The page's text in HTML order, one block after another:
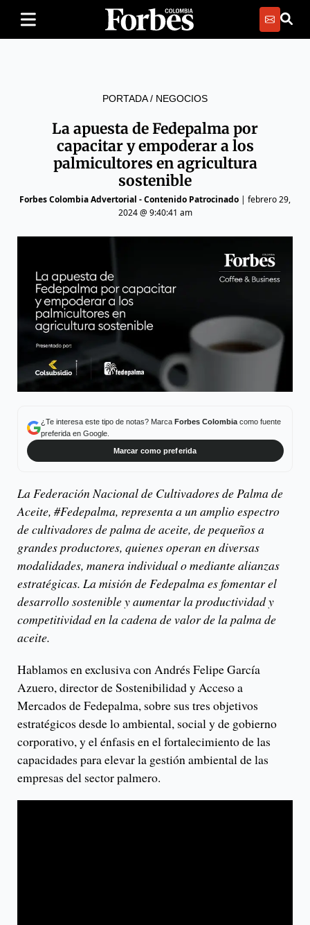
PORTADA/ NEGOCIOS
La apuesta de Fedepalma por
capacitar y empoderar a los
palmicultores en agricultura
sostenible
Forbes Colombia Advertorial - Contenido Patrocinado | febrero 29,
2024 @ 9:40:41 am
¿Te interesa este tipo de notas? Marca Forbes Colombiacomo fuente
preferida en Google.
Marcar como preferida
La Federación Nacional de Cultivadores de Palma de
Aceite, #Fedepalma, representa a un amplio espectro
de cultivadores de palma de aceite, de pequeños a
grandes productores, quienes operan en diversas
modalidades, manera individual o mediante alianzas
estratégicas. La misión de Fedepalma es fomentar el
desarrollo sostenible y aumentar la productividad y
competitividad en la cadena de valor de la palma de
aceite.
Hablamos en exclusiva con Andrés Felipe García
Azuero, director de Sostenibilidad y Acceso a
Mercados de Fedepalma, sobre sus tres objetivos
estratégicos desde lo ambiental, social y de gobierno
corporativo, y el énfasis en el fortalecimiento de las
capacidades para elevar la gestión ambiental de las
empresas del sector palmero.